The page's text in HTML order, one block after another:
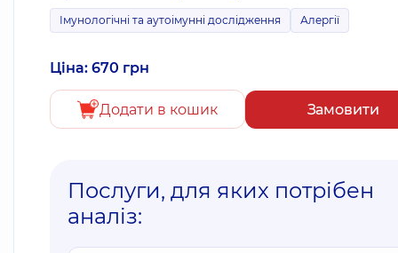
Імунологічні та аутоімунні дослідження Алергії
Ціна: 670 грн
Додати в кошик Замовити
Послуги, для яких потрібен
аналіз: